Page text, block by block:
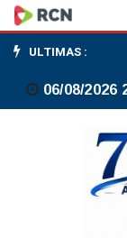
Serviços
operam
em
patamar
aquém
ULTIMAS :
06/08/2026